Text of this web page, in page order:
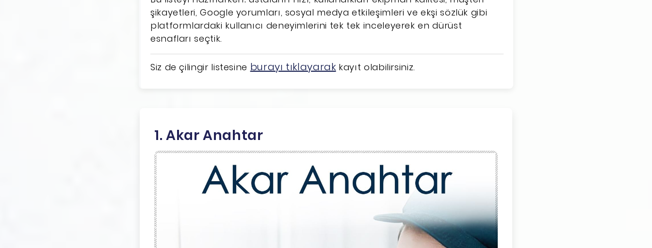
şikayetleri, Google yorumları, sosyal medya etkileşimleri ve ekşi sözlük gibi
platformlardaki kullanıcı deneyimlerini tek tek inceleyerek en dürüst
esnafları seçtik.
Siz de çilingir listesine burayı tıklayarak kayıt olabilirsiniz.
1. Akar Anahtar